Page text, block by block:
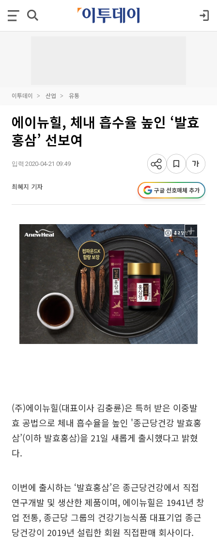
이투데이 산업 유통
에이뉴힐, 체내 흡수율 높인 ‘발효
홍삼’ 선보여
입력 2020-04-21 09:49
최혜지 기자 구글 선호매체 추가
(주)에이뉴힐(대표이사 김충륜)은 특허 받은 이중발
효 공법으로 체내 흡수율을 높인 '종근당건강 발효홍
삼’(이하 발효홍삼)을 21일 새롭게 출시했다고 밝혔
다.
이번에 출시하는 ‘발효홍삼’은 종근당건강에서 직접
연구개발 및 생산한 제품이며, 에이뉴힐은 1941년 창
업 전통, 종근당 그룹의 건강기능식품 대표기업 종근
당건강이 2019년 설립한 회원 직접판매 회사이다.